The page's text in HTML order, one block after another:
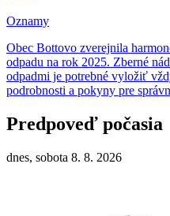
Oznamy
Obec Bottovo zverejnila
odpadu na rok 2025. Zberné
odpadmi je potrebné vyložiť
podrobnosti a pokyny pre
Predpoveď počasia
dnes, sobota 8. 8. 2026